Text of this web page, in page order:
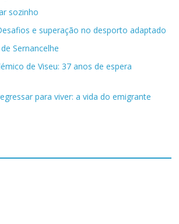
sozinho
e superação no desporto adaptado
Sernancelhe
de Viseu: 37 anos de espera
para viver: a vida do emigrante